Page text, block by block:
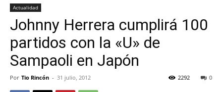
Actualidad
Johnny Herrera cumplirá 100
partidos con la «U» de
Sampaoli en Japón
Por Tio Rincón - 31 julio, 2012 0
2292